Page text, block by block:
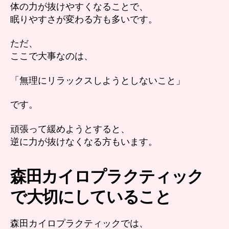
体の力が抜けやすくなることで、
眠りやすさが変わる方も多いです。
ただ、
ここで大事なのは、
「無理にリラックスしようとしないこと」
です。
頑張って緩めようとすると、
逆に力が抜けなくなる方もいます。
森田カイロプラクティック
で大切にしていること
森田カイロプラクティックでは、